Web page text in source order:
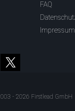
FAQ
Impressum
- 2026 Firstlead GmbH